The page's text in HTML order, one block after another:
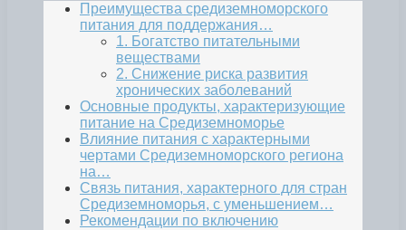
Преимущества средиземноморского
питания для поддержания…
1. Богатство питательными
веществами
2. Снижение риска развития
хронических заболеваний
Основные продукты, характеризующие
питание на Средиземноморье
Влияние питания с характерными
чертами Средиземноморского региона
на…
Связь питания, характерного для стран
Средиземноморья, с уменьшением…
Рекомендации по включению